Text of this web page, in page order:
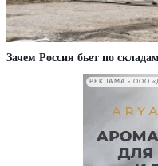
Зачем Россия бьет по